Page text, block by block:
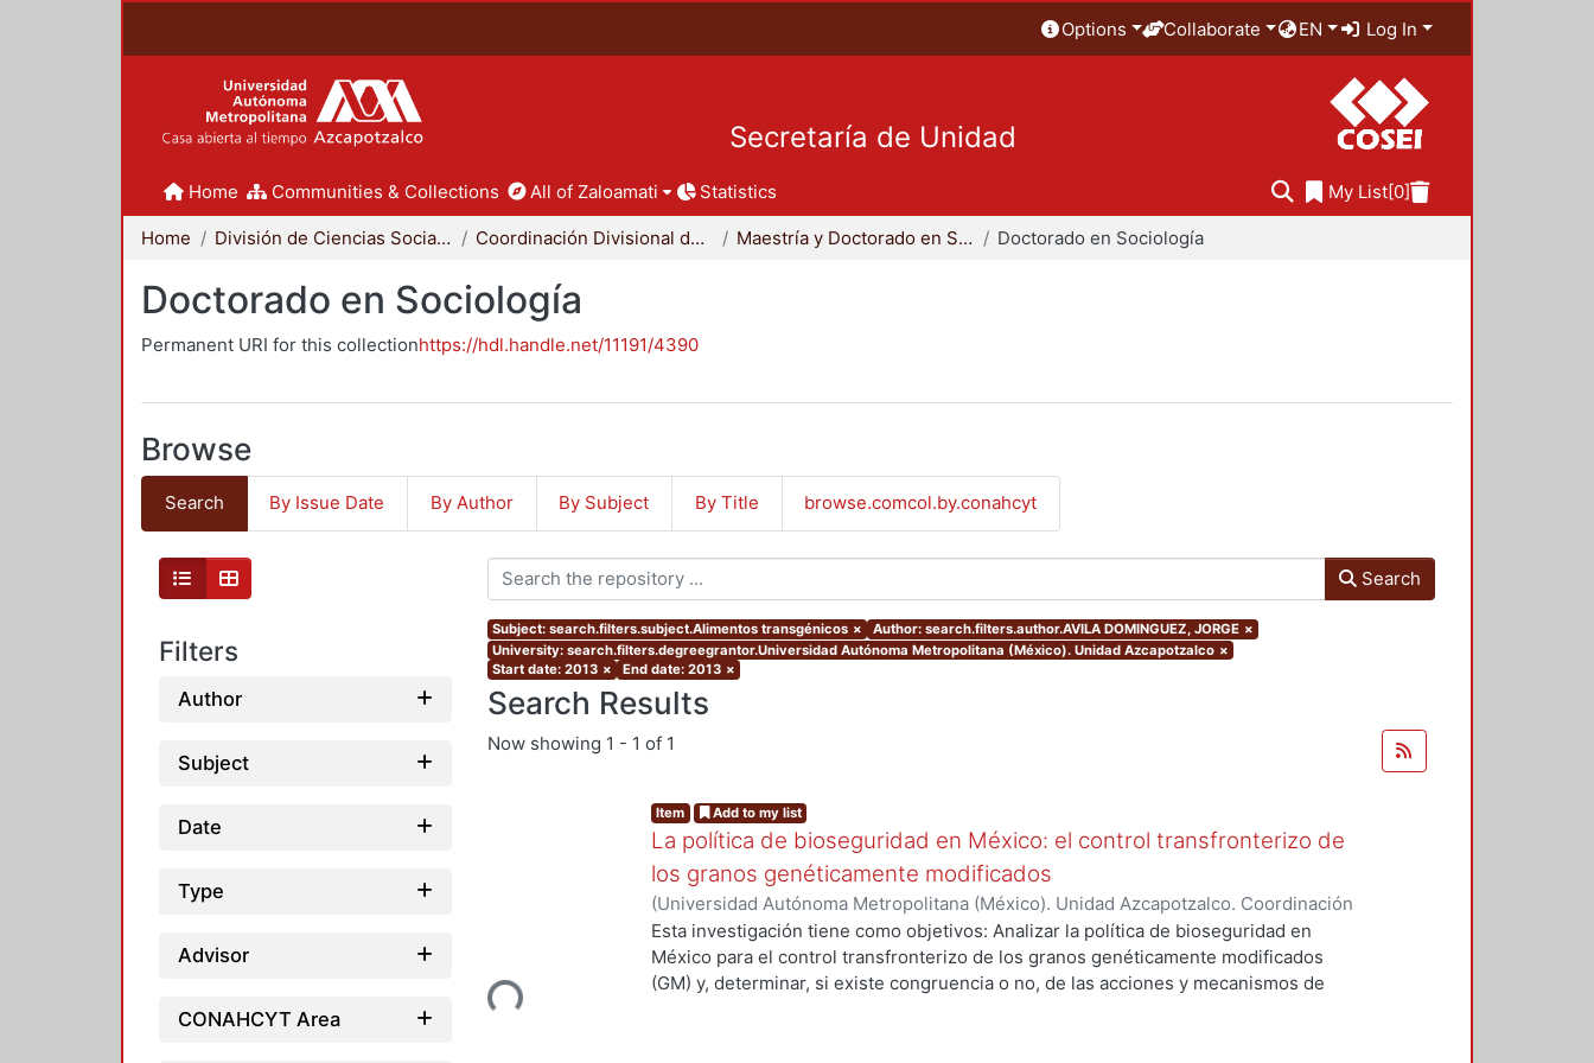
Options Collaborate EN Log In
Secretaría de Unidad
Home Communities & Collections All of Zaloamati Statistics My List[0]
Home División de Ciencias Sociales y Humanidades Coordinación Divisional de Posgrado Maestría y Doctorado en Sociología Doctorado en Sociología
Doctorado en Sociología
Permanent URI for this collectionhttps://hdl.handle.net/11191/4390
Browse
Search By Issue Date By Author By Subject By Title browse.comcol.by.conahcyt
Filters
Author
Subject
Date
Type
Advisor
CONAHCYT Area
Search
Subject: search.filters.subject.Alimentos transgénicos × Author: search.filters.author.AVILA DOMINGUEZ, JORGE ×
University: search.filters.degreegrantor.Universidad Autónoma Metropolitana (México). Unidad Azcapotzalco ×
Start date: 2013 × End date: 2013 ×
Search Results
Now showing 1 - 1 of 1
Loading...
Item Add to my list
La política de bioseguridad en México: el control transfronterizo de
los granos genéticamente modificados
(Universidad Autónoma Metropolitana (México). Unidad Azcapotzalco. Coordinación
de Servicios de Información.,2013-10-30)AVILA DOMINGUEZ, JORGE
Esta investigación tiene como objetivos: Analizar la política de bioseguridad en
México para el control transfronterizo de los granos genéticamente modificados
(GM) y, determinar, si existe congruencia o no, de las acciones y mecanismos de